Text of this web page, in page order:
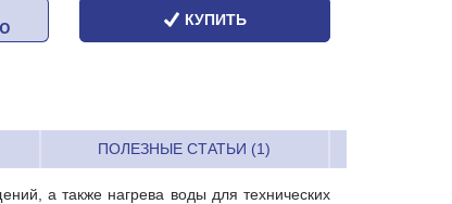
КУПИТЬ
ПОЛЕЗНЫЕ СТАТЬИ (1)
а также нагрева воды для технических